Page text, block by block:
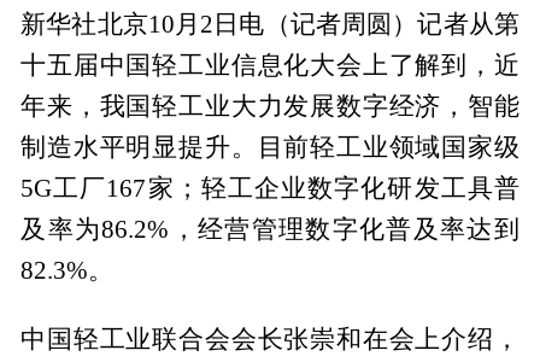
新华社北京10月2日电（记者周圆）记者从第
十五届中国轻工业信息化大会上了解到，近
年来，我国轻工业大力发展数字经济，智能
制造水平明显提升。目前轻工业领域国家级
5G工厂167家；轻工企业数字化研发工具普
及率为86.2%，经营管理数字化普及率达到
82.3%。
中国轻工业联合会会长张崇和在会上介绍，